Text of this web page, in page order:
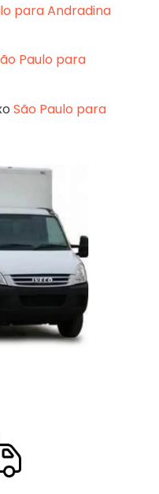
para Andradina
Paulo para
São Paulo para